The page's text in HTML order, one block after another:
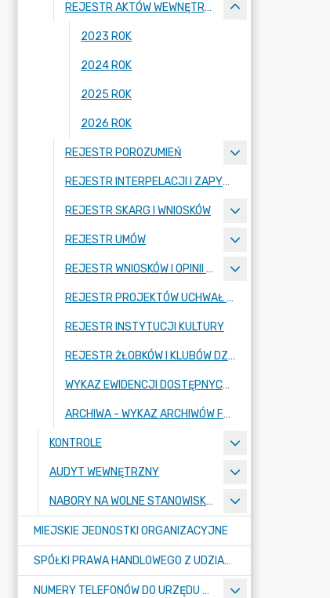
REJESTR AKTÓW WEWNĘTRZNYCH
2023 ROK
2024 ROK
2025 ROK
2026 ROK
REJESTR POROZUMIEŃ
REJESTR INTERPELACJI I ZAPYTAŃ RADNYCH
REJESTR SKARG I WNIOSKÓW
REJESTR UMÓW
REJESTR WNIOSKÓW I OPINII KOMISJI RADY MIASTA
REJESTR PROJEKTÓW UCHWAŁ RADY MIASTA RADZIONKÓW
REJESTR INSTYTUCJI KULTURY
REJESTR ŻŁOBKÓW I KLUBÓW DZIECIĘCYCH (STRONA SYSTEMU REJESTR ŻŁOBKÓW)
WYKAZ EWIDENCJI DOSTĘPNYCH W URZĘDZIE MIASTA RADZIONKÓW
ARCHIWA - WYKAZ ARCHIWÓW FUNKCJONUJĄCYCH W URZĘDZIE MIASTA RADZIONKÓW (ARCHIWUM BIP)
KONTROLE
AUDYT WEWNĘTRZNY
NABORY NA WOLNE STANOWISKA PRACY
MIEJSKIE JEDNOSTKI ORGANIZACYJNE
SPÓŁKI PRAWA HANDLOWEGO Z UDZIAŁEM GMINY
NUMERY TELEFONÓW DO URZĘDU MIASTA, MIEJSKICH JEDNOSTEK ORGANIZACYJNYCH ORAZ SPÓŁEK PRAWA HANDLOWEGO Z UDZIAŁEM GMINY